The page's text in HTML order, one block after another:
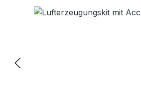
Bildergalerie überspringen